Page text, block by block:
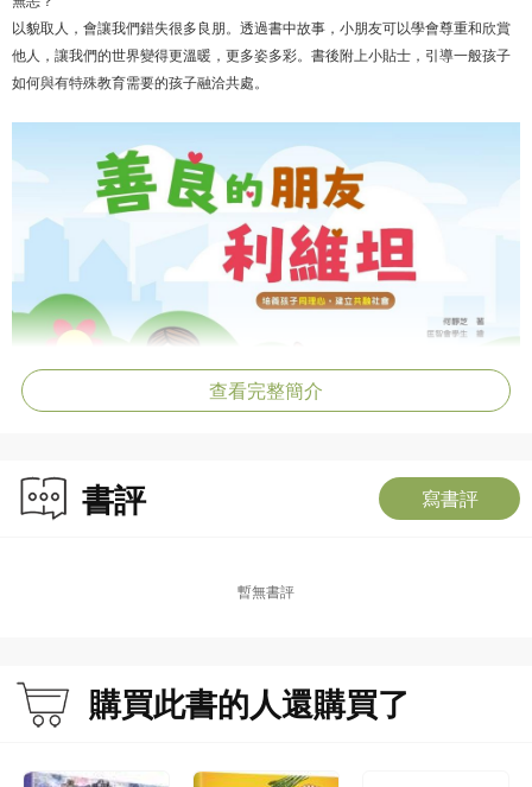
以貌取人，會讓我們錯失很多良朋。透過書中故事，小朋友可以學會尊重和欣賞
他人，讓我們的世界變得更溫暖，更多姿多彩。書後附上小貼士，引導一般孩子
如何與有特殊教育需要的孩子融洽共處。
查看完整簡介
書評 寫書評
暫無書評
購買此書的人還購買了